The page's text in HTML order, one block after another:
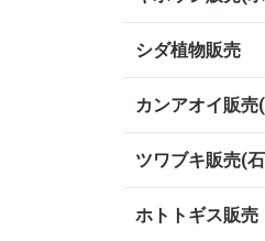
シダ植物販売
カンアオイ販売
ツワブキ販売(
ホトトギス販売